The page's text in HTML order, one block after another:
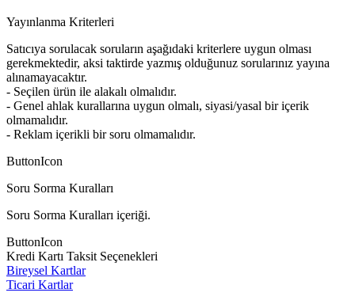
Yayınlanma Kriterleri
Satıcıya sorulacak soruların aşağıdaki kriterlere uygun olması
gerekmektedir, aksi taktirde yazmış olduğunuz sorularınız yayına
alınamayacaktır.
- Seçilen ürün ile alakalı olmalıdır.
- Genel ahlak kurallarına uygun olmalı, siyasi/yasal bir içerik
olmamalıdır.
- Reklam içerikli bir soru olmamalıdır.
ButtonIcon
Soru Sorma Kuralları
Soru Sorma Kuralları içeriği.
ButtonIcon
Kredi Kartı Taksit Seçenekleri
Bireysel Kartlar
Ticari Kartlar